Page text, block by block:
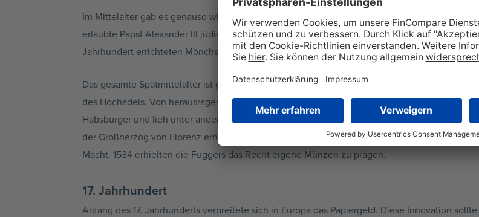
Im Mittelalter gab es genauso wie heute zahlreiche Konsumkredite. In dieser Zeit galt für
erlaubte Papst Alexander III jüdischen Bankiers das Zinsgeschäft. Diese erwiesen sich auf
Jahrhundert errichteten Mönchsorden ein Kreditwesen mit Geldern der Kirche.
Das gesamte Spätmittelalter ist gekennzeichnet von engen Verbindungen und
des Hochadels. Von herausragender Bedeutung waren dabei die Gebrüder Jakob und
Habsburger und lieh unter anderem Karl V. und Ferdinand I. Geld. Auch Adelige anderer
der Großherzog von Florenz erhielten durch Fugger Kredite. Mitte des 16. Jahrhunderts galt
Macht. 1534 erhielten die Fuggers das Recht eigene Münzen zu prägen.
17. Jahrhundert
Anfang des 17. Jahrhunderts verbreitete sich in Europa das Papiergeld. Diese Innovation